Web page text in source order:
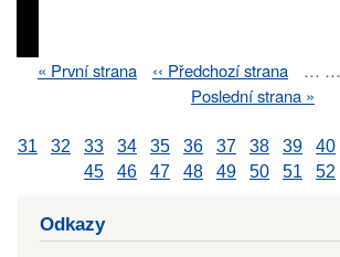
First
« První strana
Previous
‹‹ Předchozí strana … …
Last
Poslední strana »
31 32 33 34 35 36 37 38 39 40
45
46 47 48 49 50 51 52
Odkazy